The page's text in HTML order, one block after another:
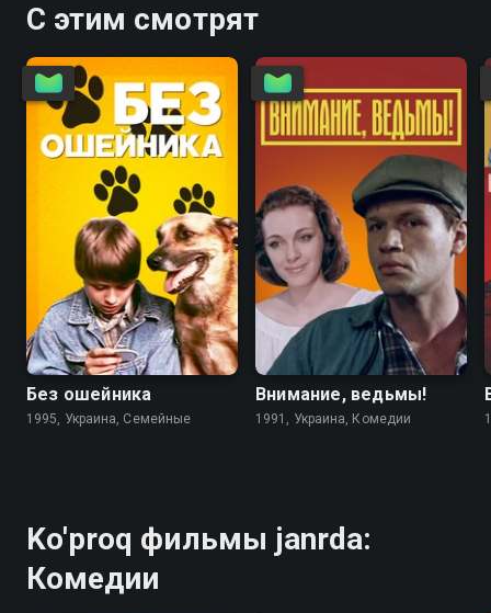
С этим смотрят
6.7 4.6
Без ошейника
1995, Украина, Семейные
5.6
Внимание, ведьмы!
1991, Украина, Комедии
Ko'proq фильмы janrda:
Комедии